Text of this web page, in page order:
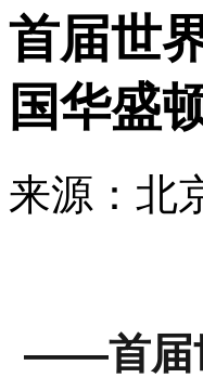
首届世
国华盛
来源：
——首届